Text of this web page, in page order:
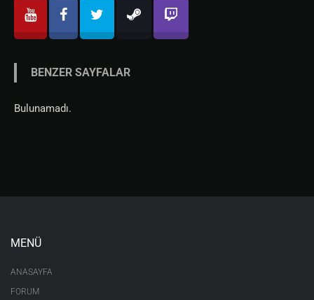
BENZER SAYFALAR
Bulunamadı.
MENÜ
ANASAYFA
FORUM